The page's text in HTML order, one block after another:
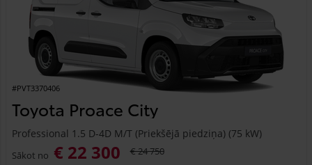
#PVT3370406
Toyota Proace City
Professional 1.5 D-4D M/T (Priekšējā piedziņa) (75 kW)
Sākot no € 22 300 € 24 750